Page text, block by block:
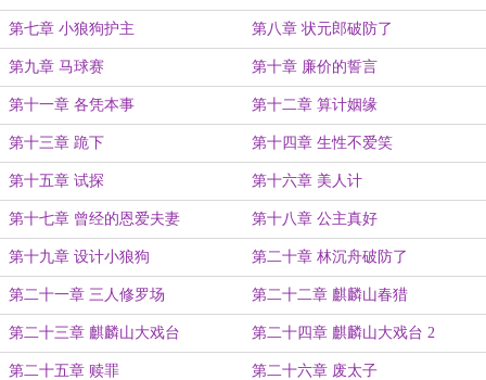
第七章 小狼狗护主 第八章 状元郎破防了
第九章 马球赛 第十章 廉价的誓言
第十一章 各凭本事 第十二章 算计姻缘
第十三章 跪下 第十四章 生性不爱笑
第十五章 试探 第十六章 美人计
第十七章 曾经的恩爱夫妻 第十八章 公主真好
第十九章 设计小狼狗 第二十章 林沉舟破防了
第二十一章 三人修罗场 第二十二章 麒麟山春猎
第二十三章 麒麟山大戏台 第二十四章 麒麟山大戏台 2
第二十五章 赎罪 第二十六章 废太子